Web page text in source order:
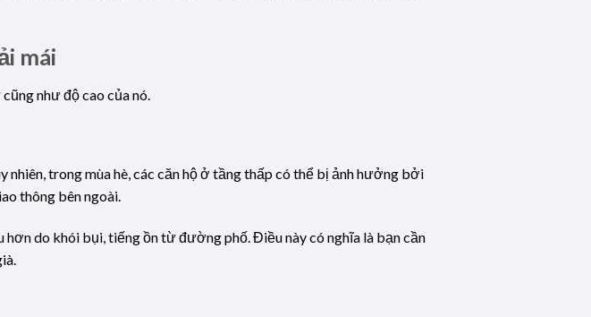
mái
như độ cao của nó.
trong mùa hè, các căn hộ ở tầng thấp có thể bị ảnh hưởng bởi
thông bên ngoài.
do khói bụi, tiếng ồn từ đường phố. Điều này có nghĩa là bạn cần